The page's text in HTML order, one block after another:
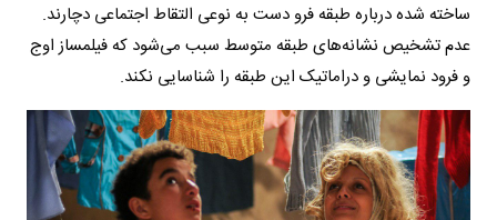
ساخته شده درباره طبقه فرو دست به نوعی التقاط اجتماعی دچارند.
عدم تشخیص نشانه‌های طبقه متوسط سبب می‌شود که فیلمساز اوج
و فرود نمایشی و دراماتیک این طبقه را شناسایی نکند.